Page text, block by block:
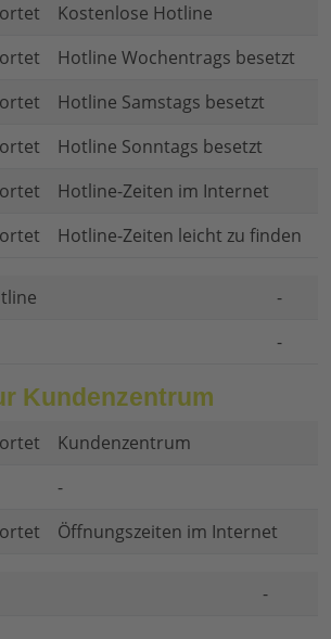
Kostenlose Hotline
Hotline Wochentrags besetzt
Hotline Samstags besetzt
Hotline Sonntags besetzt
Hotline-Zeiten im Internet
Hotline-Zeiten leicht zu finden
-
-
Kundenzentrum
Kundenzentrum
-
Öffnungszeiten im Internet
-